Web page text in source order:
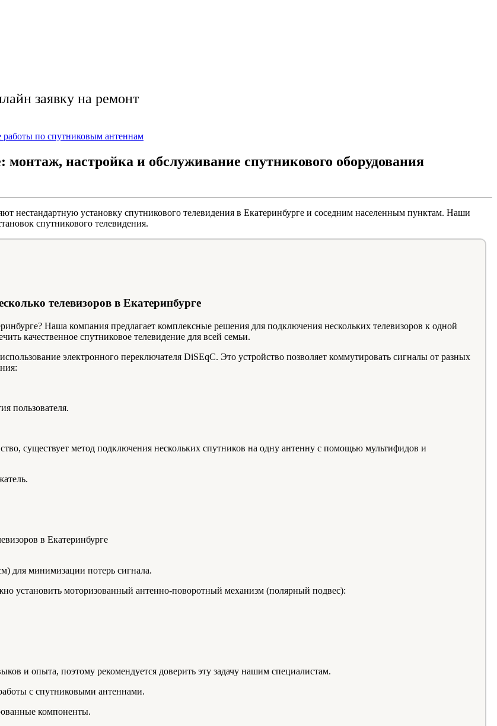
заявку на ремонт
работы по спутниковым антеннам
монтаж, настройка и обслуживание спутникового оборудования
нестандартную установку спутникового телевидения в Екатеринбурге и соседним населенным пунктам. Наши
спутникового телевидения.
телевизоров в Екатеринбурге
Наша компания предлагает комплексные решения для подключения нескольких телевизоров к одной
качественное спутниковое телевидение для всей семьи.
электронного переключателя DiSEqC. Это устройство позволяет коммутировать сигналы от разных
пользователя.
существует метод подключения нескольких спутников на одну антенну с помощью мультифидов и
для минимизации потерь сигнала.
установить моторизованный антенно-поворотный механизм (полярный подвес):
и опыта, поэтому рекомендуется доверить эту задачу нашим специалистам.
с спутниковыми антеннами.
компоненты.